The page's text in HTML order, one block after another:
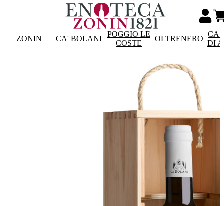
ZONIN CA' BOLANI
POGGIO LE
COSTE
OLTRENERO
DI